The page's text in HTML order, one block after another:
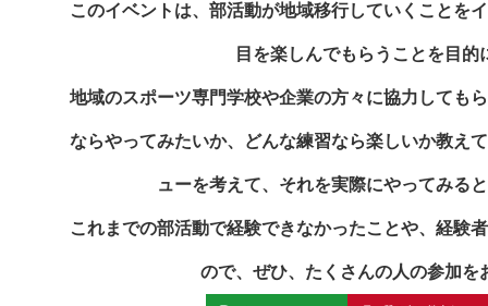
このイベントは、部活動が地域移行していくことを
目を楽しんでもらうことを目
地域のスポーツ専門学校や企業の方々に協力しても
ならやってみたいか、 どんな練習なら楽しいか教え
ューを考えて、 それを実際にやってみる
これまでの部活動で経験できなかったことや、経験
ので、 ぜひ、たくさんの人の参加を